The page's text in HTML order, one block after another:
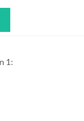
1: